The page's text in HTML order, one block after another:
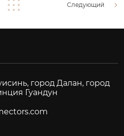
Следующий
город Далан, город
Гуандун